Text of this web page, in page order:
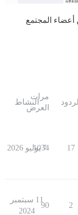
أعضاء المجتمع
الردود
مرات
العرض
النشاط
17
1034
7 يوليو 2026
2
90
11 سبتمبر
2024